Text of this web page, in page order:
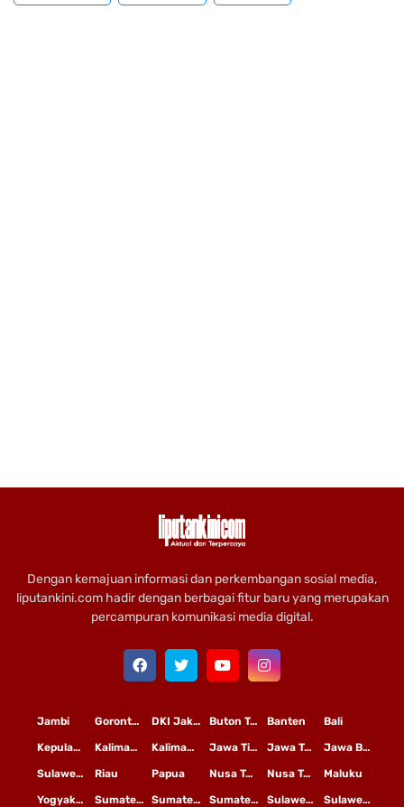
Dengan kemajuan informasi dan perkembangan sosial media,
liputankini.com hadir dengan berbagai fitur baru yang merupakan
percampuran komunikasi media digital.
Bali
Banten
Buton Tengah
DKI Jakarta
Gorontalo
Jambi
Jawa Barat
Jawa Tengah
Jawa Timur
Kalimantan Tengah
Kalimantan Timur
Kepulauan Riau
Maluku
Nusa Tenggara Barat
Nusa Tenggara Timur
Papua
Riau
Sulawesi Selatan
Sulawesi Tengah
Sulawesi Utara
Sumatera Barat
Sumatera Selatan
Sumatera Utara
Yogyakarta